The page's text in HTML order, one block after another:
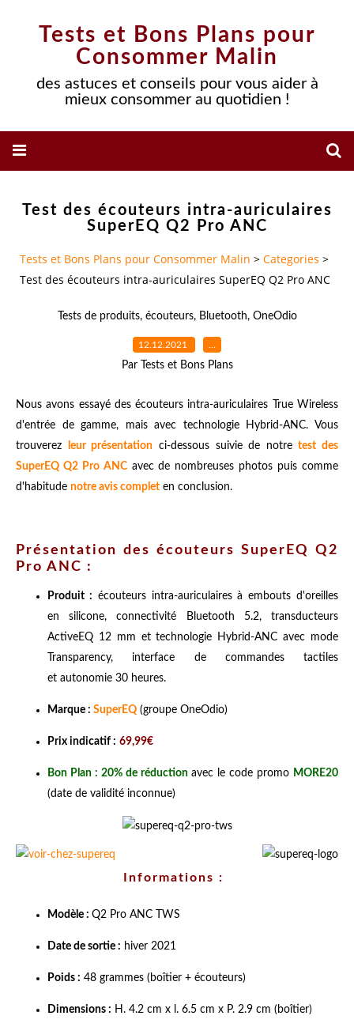
Tests et Bons Plans pour
Consommer Malin
des astuces et conseils pour vous aider à
mieux consommer au quotidien !
Test des écouteurs intra-auriculaires
SuperEQ Q2 Pro ANC
Tests et Bons Plans pour Consommer Malin > Categories >
Test des écouteurs intra-auriculaires SuperEQ Q2 Pro ANC
Tests de produits, écouteurs, Bluetooth, OneOdio
12.12.2021 …
Par Tests et Bons Plans
Nous avons essayé des écouteurs intra-auriculaires True Wireless
d'entrée de gamme, mais avec technologie Hybrid-ANC. Vous
trouverez
leur présentation ci-dessous suivie de notretest des
SuperEQ Q2 Pro ANCavec de nombreuses photos puis comme
d'habitude notre avis complet en conclusion.
Présentation des écouteurs SuperEQ Q2
Pro ANC :
Produit : écouteurs intra-auriculaires à embouts d'oreilles
en silicone, connectivité Bluetooth 5.2, transducteurs
ActiveEQ 12 mm et technologie Hybrid-ANC avec mode
Transparency, interface de commandes tactiles
et autonomie 30 heures.
Marque : SuperEQ (groupe OneOdio)
Prix indicatif : 69,99€
Bon Plan : 20% de réductionavec le code promo MORE20
(date de validité inconnue)
Informations :
Modèle : Q2 Pro ANC TWS
Date de sortie : hiver 2021
Poids : 48 grammes (boîtier + écouteurs)
Dimensions : H. 4.2 cm x l. 6.5 cm x P. 2.9 cm (boîtier)